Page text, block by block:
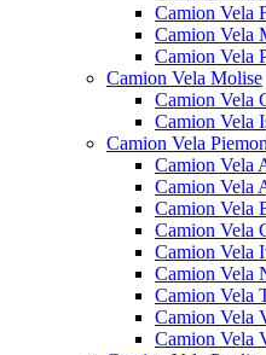
Camion Vela
Camion Vela
Camion Vela
Camion Vela Molise
Camion Vela
Camion Vela
Camion Vela
Camion Vela
Camion Vela
Camion Vela
Camion Vela
Camion Vela
Camion Vela
Camion Vela
Camion Vela
Camion Vela